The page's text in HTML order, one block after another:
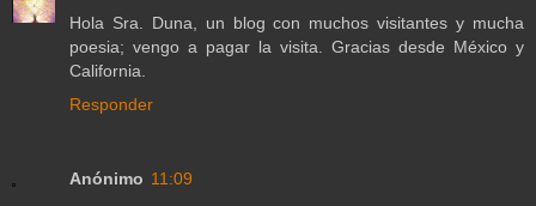
Hola Sra. Duna, un blog con muchos visitantes y mucha
poesia; vengo a pagar la visita. Gracias desde México y
California.
Responder
Anónimo 11:09